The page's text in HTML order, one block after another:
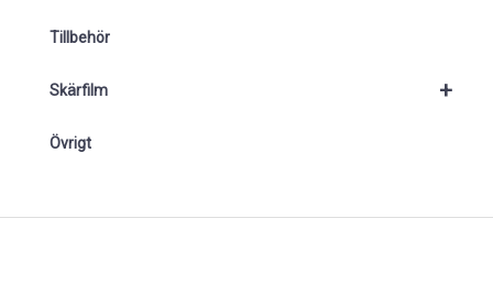
Tillbehör
+
Skärfilm
Övrigt